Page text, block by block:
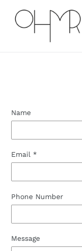
content
Name
Email *
Phone Number
Message